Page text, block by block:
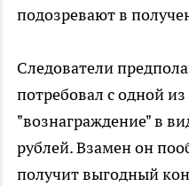
подозревают в
Следователи
потребовал с одной
"вознаграждение" в
рублей. Взамен он
получит выгодный